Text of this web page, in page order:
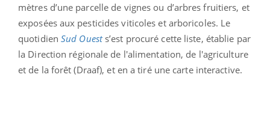
mètres d’une parcelle de vignes ou d’arbres fruitiers, et
exposées aux pesticides viticoles et arboricoles. Le
quotidien Sud Ouests’est procuré cette liste, établie par
la Direction régionale de l'alimentation, de l'agriculture
et de la forêt (Draaf), et en a tiré une carte interactive.